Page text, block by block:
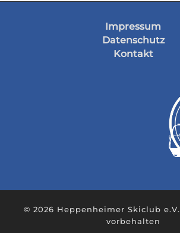
Impressum
Datenschutz
Kontakt
© 2026 Heppenheimer Skiclub e.V.
vorbehalten